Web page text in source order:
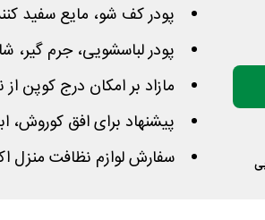
پودر کف شو، مایع سفید
پودر لباسشویی، جرم
مازاد بر امکان درج کوپن از نرخ اقلام تا
پیشنهاد برای افق
سفارش لوازم نظافت منزل